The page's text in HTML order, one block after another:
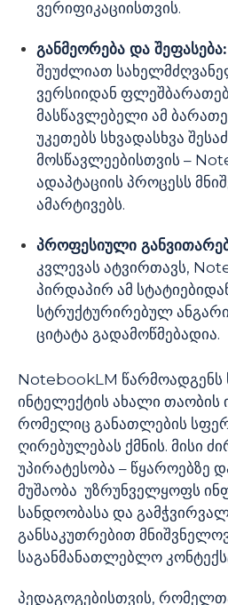
ვერიფიკაციისთვის.
განმეორება და შეფასება:
შეუძლიათ
ვერსიიდან
მასწავლებელი ამ
უკეთებს სხვადასხვა
მოსწავლეებისთვის –
ადაპტაციის პროცესს
ამარტივებს.
პროფესიული
კვლევას ატვირთავს,
პირდაპირ ამ
სტრუქტურირებულ
ციტატა გადამოწმებადია.
NotebookLM
ინტელექტის ახალი თაობის
რომელიც განათლების
ღირებულებას ქმნის. მისი
უპირატესობა – წყაროებზე
მუშაობა უზრუნველყოფს
სანდოობასა და
განსაკუთრებით
საგანმანათლებლო
პედაგოგებისთვის,